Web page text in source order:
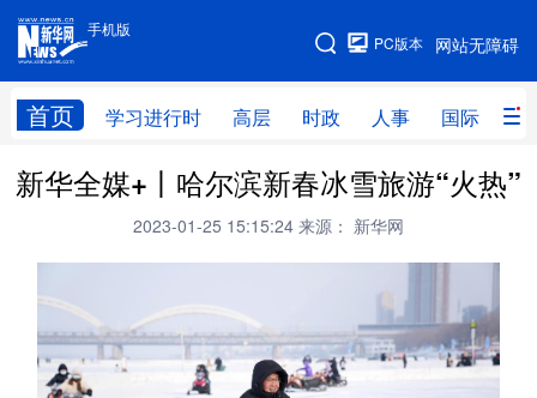
手机版
网站无障碍
PC版本
首页 学习进行时 高层 时政 人事 国际 财
手机版
网站地图
学习进行时 高层 时政 人事
财经 网评
科技 科创 量子 体育
文化 书画 健康 军事
新华全媒+丨哈尔滨新春冰雪旅游“火热”
2023-01-25 15:15:24 来源： 新华网